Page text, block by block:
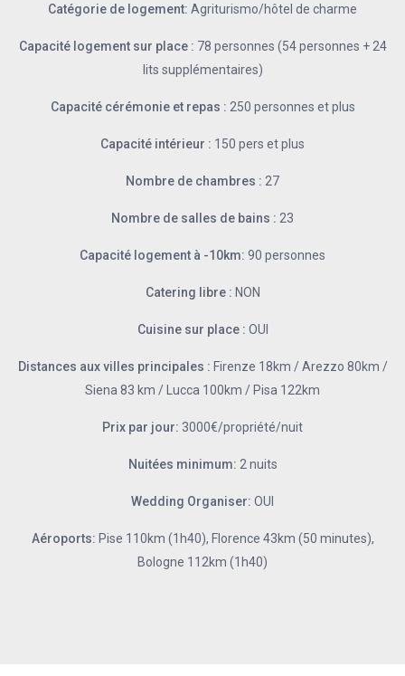
Catégorie de logement: Agriturismo/hôtel de charme
Capacité logement sur place : 78 personnes (54 personnes + 24
lits supplémentaires)
Capacité cérémonie et repas : 250 personnes et plus
Capacité intérieur : 150 pers et plus
Nombre de chambres : 27
Nombre de salles de bains : 23
Capacité logement à -10km: 90 personnes
Catering libre : NON
Cuisine sur place : OUI
Distances aux villes principales : Firenze 18km / Arezzo 80km /
Siena 83 km / Lucca 100km / Pisa 122km
Prix par jour: 3000€/propriété/nuit
Nuitées minimum: 2 nuits
Wedding Organiser: OUI
Aéroports: Pise 110km (1h40), Florence 43km (50 minutes),
Bologne 112km (1h40)